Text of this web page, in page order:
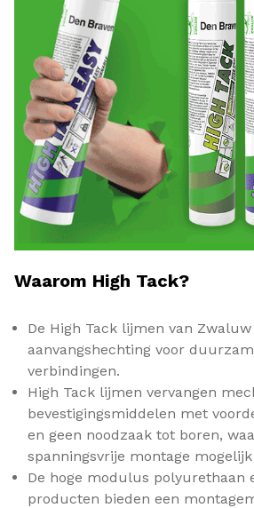
Waarom High Tack?
De High Tack lijmen van
aanvangshechting voor
verbindingen.
High Tack lijmen vervangen
bevestigingsmiddelen met
en geen noodzaak tot boren,
spanningsvrije montage mogelijk
De hoge modulus polyurethaan
producten bieden een